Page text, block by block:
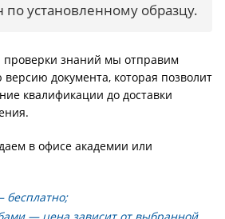
по установленному образцу.
проверки знаний мы отправим
документа, которая позволит
квалификации до доставки
в офисе академии или
бесплатно;